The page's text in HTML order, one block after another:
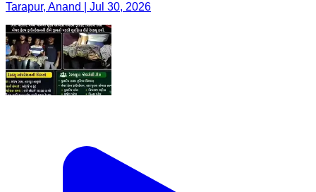
Tarapur, Anand | Jul 30, 2026